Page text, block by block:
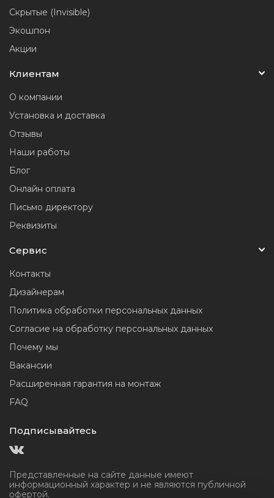
Скрытые (Invisible)
Экошпон
Акции
Клиентам
О компании
Установка и доставка
Отзывы
Наши работы
Блог
Онлайн оплата
Письмо директору
Реквизиты
Сервис
Контакты
Дизайнерам
Политика обработки персональных данных
Согласие на обработку персональных данных
Почему мы
Вакансии
Расширенная гарантия на монтаж
FAQ
Подписывайтесь
Представленные на сайте данные имеют
информационный характер и не являются публичной
офертой.